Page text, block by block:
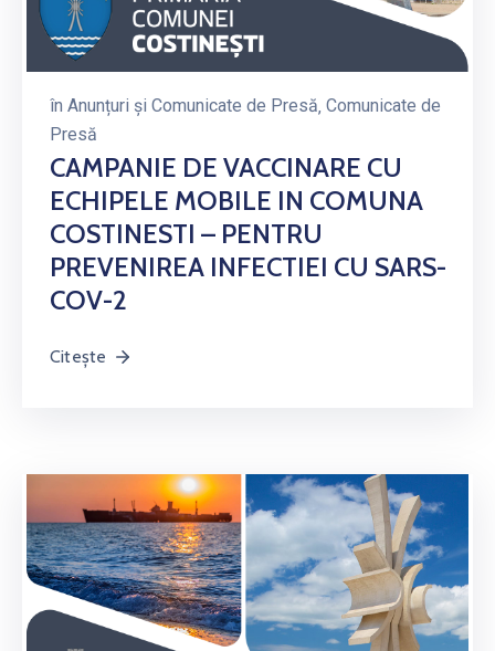
în Anunțuri și Comunicate de Presă‚ Comunicate de
Presă
CAMPANIE DE VACCINARE CU
ECHIPELE MOBILE IN COMUNA
COSTINESTI – PENTRU
PREVENIREA INFECTIEI CU SARS-
COV-2
Citește